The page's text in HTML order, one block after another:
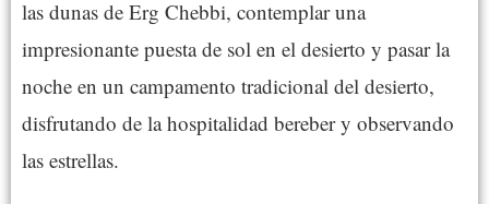
las dunas de Erg Chebbi, contemplar una
impresionante puesta de sol en el desierto y pasar la
noche en un campamento tradicional del desierto,
disfrutando de la hospitalidad bereber y observando
las estrellas.